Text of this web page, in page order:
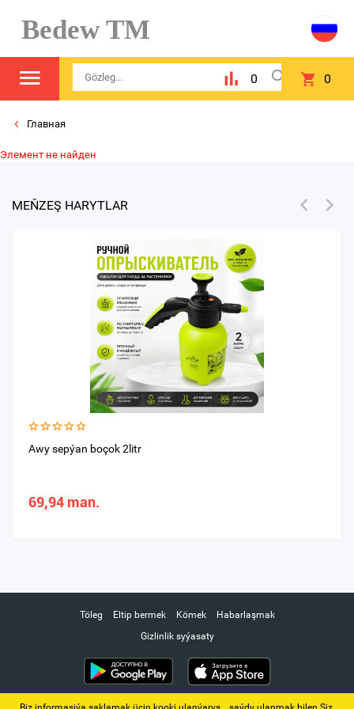
Bedew TM
0 0
Главная
Элемент не найден
MEŇZEŞ HARYTLAR
Awy sepýan boçok 2litr
69,94 man.
Töleg Eltip bermek Kömek
Habarlaşmak
Gizlinlik syýasaty